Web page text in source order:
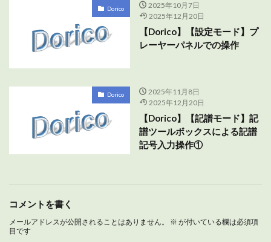
Dorico
2025年10月7日
2025年12月20日
【Dorico】【設定モード】プ
レーヤーパネルでの操作
Dorico
2025年11月8日
2025年12月20日
【Dorico】【記譜モード】記
譜ツールボックスによる記譜
記号入力操作①
コメントを書く
メールアドレスが公開されることはありません。 ※ が付いている欄は必須項
目です